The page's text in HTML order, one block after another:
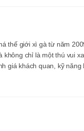
thế giới xì gà từ năm
không chỉ là một thú vui
giá khách quan, kỹ